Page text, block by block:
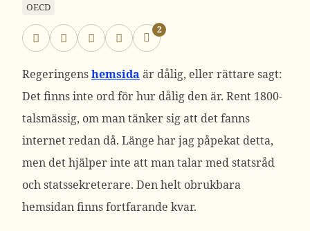
OECD
2
Regeringenshemsida är dålig, eller rättare sagt:
Det finns inte ord för hur dålig den är. Rent 1800-
talsmässig, om man tänker sig att det fanns
internet redan då. Länge har jag påpekat detta,
men det hjälper inte att man talar med statsråd
och statssekreterare. Den helt obrukbara
hemsidan finns fortfarande kvar.